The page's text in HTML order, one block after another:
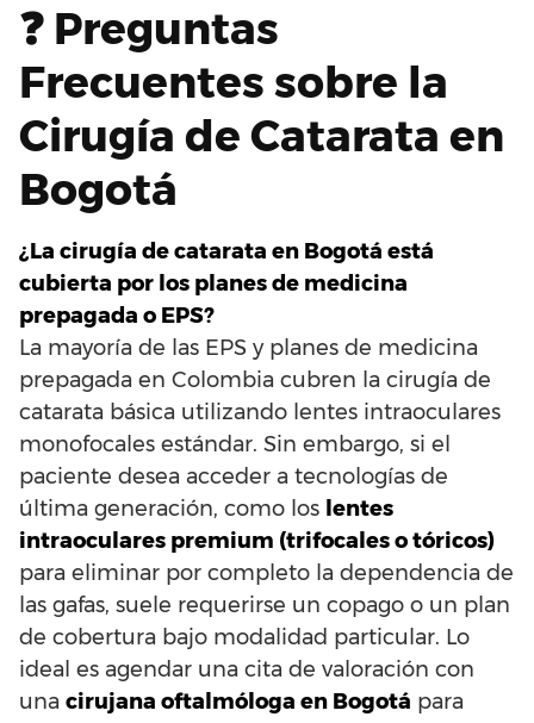
❓ Preguntas
Frecuentes sobre la
Cirugía de Catarata en
Bogotá
¿La cirugía de catarata en Bogotá está
cubierta por los planes de medicina
prepagada o EPS?
La mayoría de las EPS y planes de medicina
prepagada en Colombia cubren la cirugía de
catarata básica utilizando lentes intraoculares
monofocales estándar. Sin embargo, si el
paciente desea acceder a tecnologías de
última generación, como los lentes
intraoculares premium (trifocales o tóricos)
para eliminar por completo la dependencia de
las gafas, suele requerirse un copago o un plan
de cobertura bajo modalidad particular. Lo
ideal es agendar una cita de valoración con
una cirujana oftalmóloga en Bogotá para